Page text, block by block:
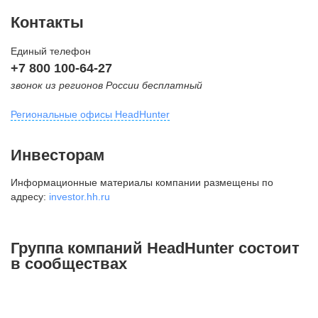
Контакты
Единый телефон
+7 800 100-64-27
звонок из регионов России бесплатный
Региональные офисы HeadHunter
внутригородская территория
Муниципальный округ Тверской,
2-я Брестская ул., д. 48,
+7 495 980-64-27
Инвесторам
Информационные материалы компании размещены по
адресу: investor.hh.ru
Группа компаний HeadHunter состоит
в сообществах